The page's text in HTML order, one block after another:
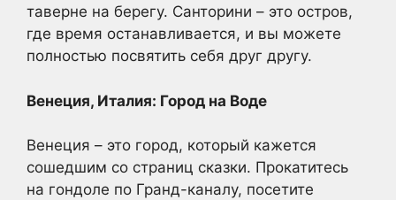
таверне на берегу. Санторини – это остров,
где время останавливается, и вы можете
полностью посвятить себя друг другу.
Венеция, Италия: Город на Воде
Венеция – это город, который кажется
сошедшим со страниц сказки. Прокатитесь
на гондоле по Гранд-каналу, посетите